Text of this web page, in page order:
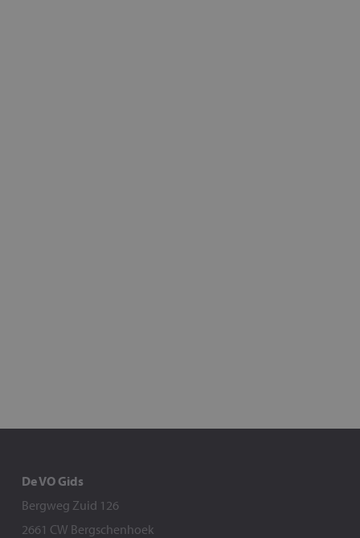
De VO Gids
Bergweg Zuid 126
2661 CW Bergschenhoek